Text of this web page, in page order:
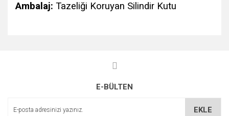
Ambalaj: Tazeliği Koruyan Silindir Kutu
Yorum Yaz
Görüş ve önerileriniz için teşekkür ederiz.
Ürün açıklamasında eksik bilgiler bulunuyor.
E-BÜLTEN
EKLE